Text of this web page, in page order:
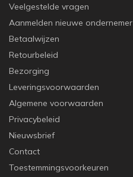
Veelgestelde vragen
Aanmelden nieuwe ondernemer
Betaalwijzen
Retourbeleid
Bezorging
Leveringsvoorwaarden
Algemene voorwaarden
Privacybeleid
Nieuwsbrief
Contact
Toestemmingsvoorkeuren